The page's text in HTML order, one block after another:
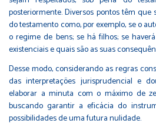
posteriormente. Diversos pontos têm que
do testamento como, por exemplo, se o
o regime de bens; se há filhos; se
existenciais e quais são as suas
Desse modo, considerando as regras
das interpretações jurisprudencial e
elaborar a minuta com o máximo de
buscando garantir a eficácia do
possibilidades de uma futura nulidade.